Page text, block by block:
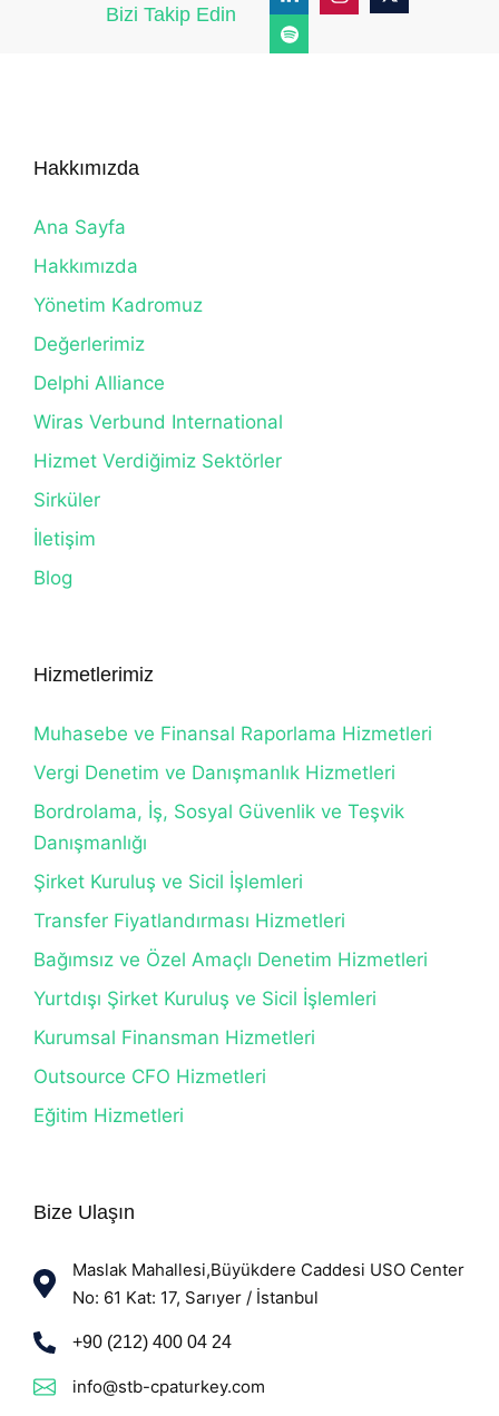
Bizi Takip Edin
Hakkımızda
Ana Sayfa
Hakkımızda
Yönetim Kadromuz
Değerlerimiz
Delphi Alliance
Wiras Verbund International
Hizmet Verdiğimiz Sektörler
Sirküler
İletişim
Blog
Hizmetlerimiz
Muhasebe ve Finansal Raporlama Hizmetleri
Vergi Denetim ve Danışmanlık Hizmetleri
Bordrolama, İş, Sosyal Güvenlik ve Teşvik
Danışmanlığı
Şirket Kuruluş ve Sicil İşlemleri
Transfer Fiyatlandırması Hizmetleri
Bağımsız ve Özel Amaçlı Denetim Hizmetleri
Yurtdışı Şirket Kuruluş ve Sicil İşlemleri
Kurumsal Finansman Hizmetleri
Outsource CFO Hizmetleri
Eğitim Hizmetleri
Bize Ulaşın
Maslak Mahallesi,Büyükdere Caddesi USO Center
No: 61 Kat: 17, Sarıyer / İstanbul
+90 (212) 400 04 24
info@stb-cpaturkey.com